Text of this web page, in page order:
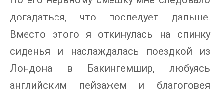
догадаться, что последует дальше.
Вместо этого я откинулась на спинку
сиденья и наслаждалась поездкой из
Лондона в Бакингемшир, любуясь
английским пейзажем и благоговея